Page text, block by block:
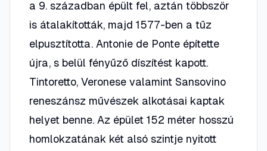
a 9. században épült fel, aztán többször
is átalakították, majd 1577-ben a tűz
elpusztította. Antonie de Ponte építette
újra, s belül fényűző díszítést kapott.
Tintoretto, Veronese valamint Sansovino
reneszánsz művészek alkotásai kaptak
helyet benne. Az épület 152 méter hosszú
homlokzatának két alsó szintje nyitott